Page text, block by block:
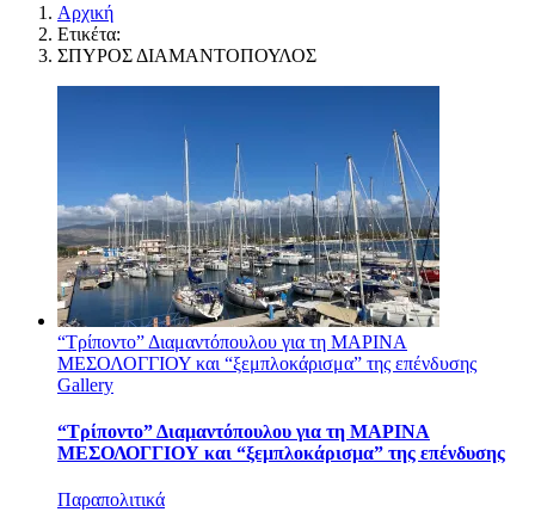
Αρχική
Ετικέτα:
ΣΠΥΡΟΣ ΔΙΑΜΑΝΤΟΠΟΥΛΟΣ
“Τρίποντο” Διαμαντόπουλου για τη ΜΑΡΙΝΑ
ΜΕΣΟΛΟΓΓΙΟΥ και “ξεμπλοκάρισμα” της επένδυσης
Gallery
“Τρίποντο” Διαμαντόπουλου για τη ΜΑΡΙΝΑ
ΜΕΣΟΛΟΓΓΙΟΥ και “ξεμπλοκάρισμα” της επένδυσης
Παραπολιτικά